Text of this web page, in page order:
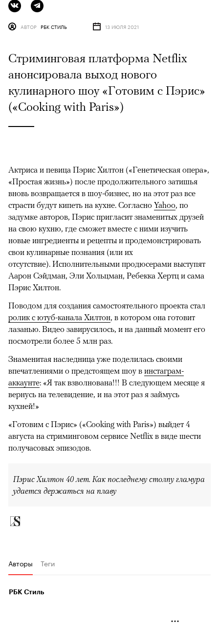
АВТОР РБК СТИЛЬ 13 ИЮЛЯ 2021
Стриминговая платформа Netflix
анонсировала выход нового
кулинарного шоу «Готовим с Пэрис»
(«Cooking with Paris»)
Актриса и певица Пэрис Хилтон («Генетическая опера»,
«Простая жизнь») после продолжительного затишья
вновь возвращается в шоу-бизнес, но на этот раз все
страсти будут кипеть на кухне. Согласно Yahoo, по
задумке авторов, Пэрис пригласит знаменитых друзей
на свою кухню, где сможет вместе с ними изучить
новые ингредиенты и рецепты и продемонстрировать
свои кулинарные познания (или их
отсутствие). Исполнительными продюсерами выступят
Аарон Сэйдман, Эли Хольцман, Ребекка Хертц и сама
Пэрис Хилтон.
Поводом для создания самостоятельного проекта стал
ролик с ютуб-канала Хилтон, в котором она готовит
лазанью. Видео завирусилось, и на данный момент его
посмотрели более 5 млн раз.
Знаменитая наследница уже поделилась своими
впечатлениями о предстоящем шоу в инстаграм-
аккаунте: «Я так взволнована!!! В следующем месяце я
вернусь на телевидение, и на этот раз я займусь
кухней!»
«Готовим с Пэрис» («Cooking with Paris») выйдет 4
августа на стриминговом сервисе Netflix в виде шести
получасовых эпизодов.
Пэрис Хилтон 40 лет. Как последнему столпу гламура
удается держаться на плаву
Авторы Теги
РБК Стиль